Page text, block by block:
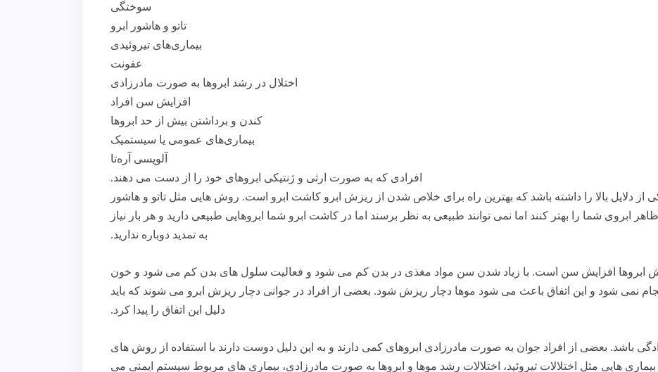
سوختگی
تاتو و هاشور ابرو
بیماری‌های تیروئیدی
عفونت
اختلال در رشد ابروها به صورت مادرزادی
افزایش سن افراد
کندن و برداشتن بیش از حد ابروها
بیماری‌های عمومی یا سیستمیک
آلوپسی آره‌تا
افرادی که به صورت ارثی و ژنتیکی ابروهای خود را از دست می دهند.
از دلایل بالا را داشته باشد که بهترین راه برای خلاص شدن از ریزش ابرو کاشت ابرو است. روش هایی مثل تاتو و هاشور
ابروی شما را بهتر کنند اما نمی توانند طبیعی به نظر برسند اما در کاشت ابرو شما ابروهایی طبیعی دارید و هر بار نیاز
به تمدید دوباره ندارید.
ابروها افزایش سن است. با زیاد شدن سن مواد مغذی در بدن کم می شود و فعالیت سلول های بدن کم می شود و خون
نمی شود و این اتفاق باعث می شود موها دچار ریزش شود. بعضی از افراد در جوانی دچار ریزش ابرو می شوند که باید
دلیل این اتفاق را پیدا کرد.
باشد. بعضی از افراد جوان به صورت مادرزادی ابروهای کمی دارند و به این دلیل دوست دارند با استفاده از روش های
هایی مثل اختلالات تیروئید، اختلالات رشد موها و ابروها به صورت مادرزادی، بیماری های مربوط سیستم ایمنی می